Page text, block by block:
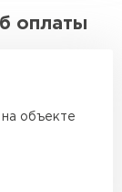
оплаты
объекте